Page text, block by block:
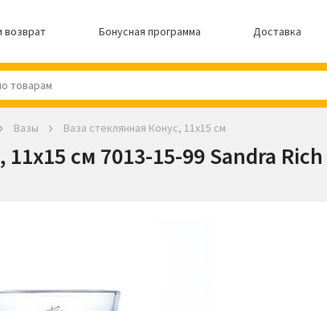
возврат Бонусная программа Доставка
Вазы Ваза стеклянная Конус, 11х15 см
см 7013-15-99 Sandra Rich